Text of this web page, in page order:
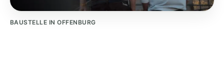
BAUSTELLE IN OFFENBURG